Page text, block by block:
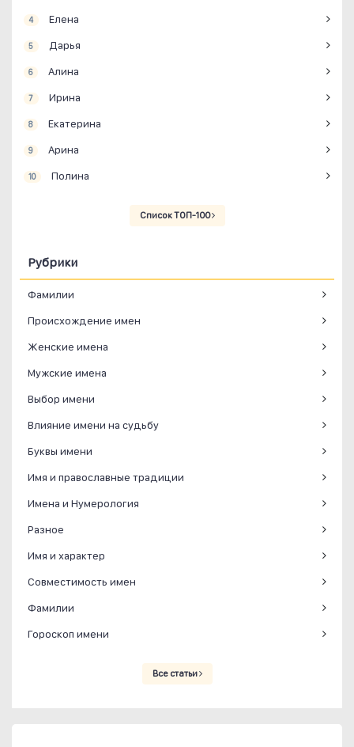
4 Елена
5 Дарья
6 Алина
7 Ирина
8 Екатерина
9 Арина
10 Полина
Список ТОП-100
Рубрики
Фамилии
Происхождение имен
Женские имена
Мужские имена
Выбор имени
Влияние имени на судьбу
Буквы имени
Имя и православные традиции
Имена и Нумерология
Разное
Имя и характер
Совместимость имен
Фамилии
Гороскоп имени
Все статьи